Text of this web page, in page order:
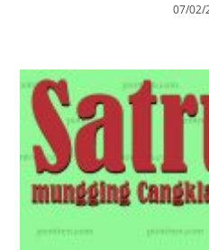
07/02/